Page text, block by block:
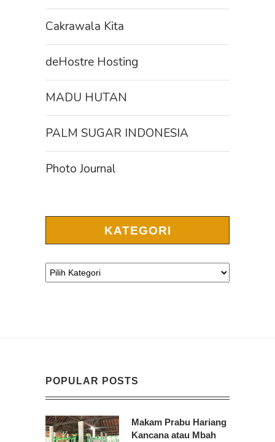
Cakrawala Kita
deHostre Hosting
MADU HUTAN
PALM SUGAR INDONESIA
Photo Journal
KATEGORI
POPULAR POSTS
Makam Prabu Hariang
Kancana atau Mbah